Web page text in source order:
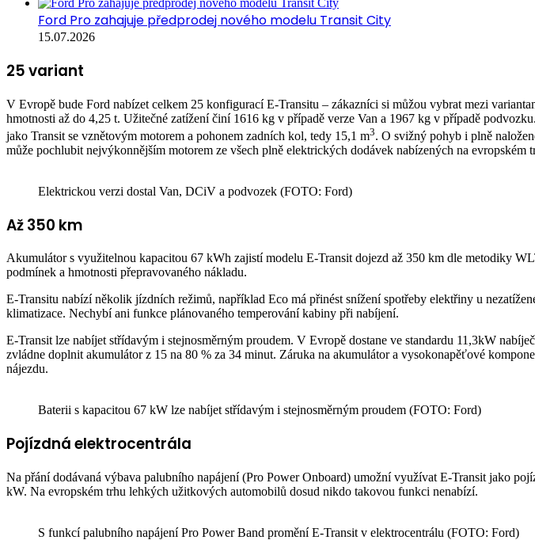
Ford Pro zahajuje předprodej nového modelu Transit City
15.07.2026
25 variant
V Evropě bude Ford nabízet celkem 25 konfigurací E-Transitu – zákazníci si můžou vybrat mezi
hmotnosti až do 4,25 t. Užitečné zatížení činí 1616 kg v případě verze Van a 1967 kg v případě
jako Transit se vznětovým motorem a pohonem zadních kol, tedy 15,1 m3. O svižný pohyb i plně
může pochlubit nejvýkonnějším motorem ze všech plně elektrických dodávek nabízených na evropském
Elektrickou verzi dostal Van, DCiV a podvozek (FOTO: Ford)
Až 350 km
Akumulátor s využitelnou kapacitou 67 kWh zajistí modelu E-Transit dojezd až 350 km dle metodiky
podmínek a hmotnosti přepravovaného nákladu.
E-Transitu nabízí několik jízdních režimů, například Eco má přinést snížení spotřeby elektřiny u
klimatizace. Nechybí ani funkce plánovaného temperování kabiny při nabíjení.
E-Transit lze nabíjet střídavým i stejnosměrným proudem. V Evropě dostane ve standardu 11,3kW
zvládne doplnit akumulátor z 15 na 80 % za 34 minut. Záruka na akumulátor a vysokonapěťové
nájezdu.
Baterii s kapacitou 67 kW lze nabíjet střídavým i stejnosměrným proudem (FOTO: Ford)
Pojízdná elektrocentrála
Na přání dodávaná výbava palubního napájení (Pro Power Onboard) umožní využívat E-Transit jako
kW. Na evropském trhu lehkých užitkových automobilů dosud nikdo takovou funkci nenabízí.
S funkcí palubního napájení Pro Power Band promění E-Transit v elektrocentrálu (FOTO: Ford)